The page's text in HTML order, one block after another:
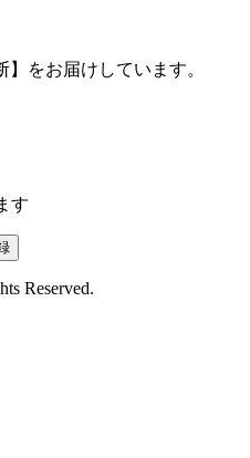
】をお届けしています。
す
Reserved.